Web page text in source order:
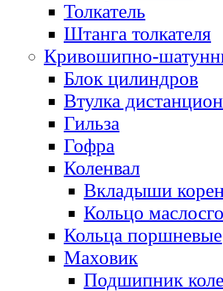
Толкатель
Штанга толкателя
Кривошипно-
Блок цилиндров
Втулка
Гильза
Гофра
Коленвал
Вкладыши
Кольцо
Кольца поршневые
Маховик
Подшипник